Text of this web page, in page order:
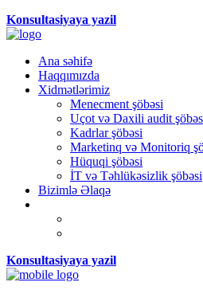
Konsultasiyaya yazil
Ana səhifə
Haqqımızda
Xidmətlərimiz
Menecment şöbəsi
Uçot və Daxili audit
Kadrlar şöbəsi
Marketinq və Monitoriq
Hüquqi şöbəsi
İT və Təhlükəsizlik şöbəsi
Bizimlə Əlaqə
Konsultasiyaya yazil